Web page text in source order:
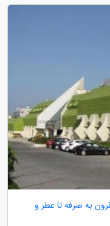
به صرفه تا عطر و